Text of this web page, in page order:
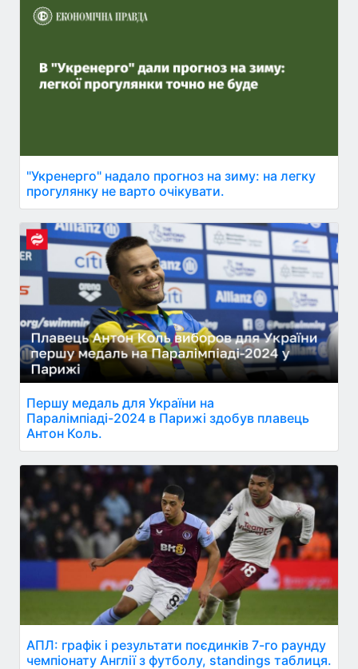
"Укренерго" надало прогноз на зиму: на легку
прогулянку не варто очікувати.
Першу медаль для України на
Паралімпіаді-2024 в Парижі здобув плавець
Антон Коль.
АПЛ: графік і результати поєдинків 7-го раунду
чемпіонату Англії з футболу, standings таблиця.